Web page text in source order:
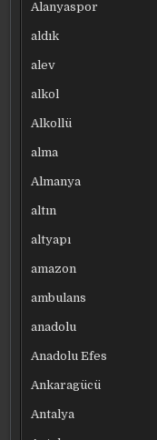
Alanyaspor
aldık
alev
alkol
Alkollü
alma
Almanya
altın
altyapı
amazon
ambulans
anadolu
Anadolu Efes
Ankaragücü
Antalya